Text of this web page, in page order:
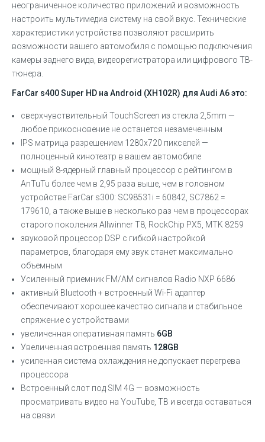
неограниченное количество приложений и возможность
настроить мультимедиа систему на свой вкус. Технические
характеристики устройства позволяют расширить
возможности вашего автомобиля с помощью подключения
камеры заднего вида, видеорегистратора или цифрового ТВ-
тюнера.
FarCar s400 Super HD на Android (XH102R) для Audi A6это:
сверхчувствительный TouchScreen из стекла 2,5mm —
любое прикосновение не останется незамеченным
IPS матрица разрешением 1280х720 пикселей —
полноценный кинотеатр в вашем автомобиле
мощный 8-ядерный главный процессор с рейтингом в
AnTuTu более чем в 2,95 раза выше, чем в головном
устройстве FarCar s300: SC98531i = 60842, SC7862 =
179610, а также выше в несколько раз чем в процессорах
старого поколения Allwinner T8, RockChip PX5, MTK 8259
звуковой процессор DSP с гибкой настройкой
параметров, благодаря ему звук станет максимально
объемным
Усиленный приемник FM/AM сигналов Radio NXP 6686
активный Bluetooth + встроенный Wi-Fi адаптер
обеспечивают хорошее качество сигнала и стабильное
спряжение с устройствами
увеличенная оперативная память 6GB
Увеличенная встроенная память 128GB
усиленная система охлаждения не допускает перегрева
процессора
Встроенный слот под SIM 4G — возможность
просматривать видео на YouTube, ТВ и всегда оставаться
на связи